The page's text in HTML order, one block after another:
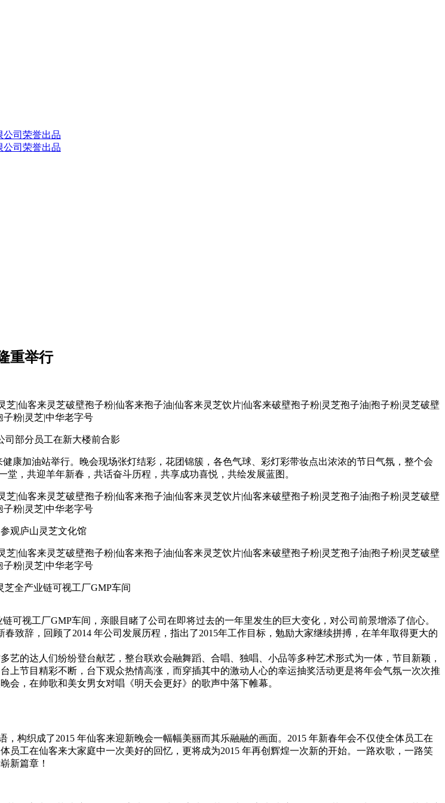
重举行
司部分员工在新大楼前合影
加油站举行。晚会现场张灯结彩，花团锦簇，各色气球、彩灯彩带妆点出浓浓的节日气氛，整个会
，共迎羊年新春，共话奋斗历程，共享成功喜悦，共绘发展蓝图。
参观庐山灵芝文化馆
芝全产业链可视工厂GMP车间
视工厂GMP车间，亲眼目睹了公司在即将过去的一年里发生的巨大变化，对公司前景增添了信心。
致辞，回顾了2014 年公司发展历程，指出了2015年工作目标，勉励大家继续拼搏，在羊年取得更大的
的达人们纷纷登台献艺，整台联欢会融舞蹈、合唱、独唱、小品等多种艺术形式为一体，节目新颖，
节目精彩不断，台下观众热情高涨，而穿插其中的激动人心的幸运抽奖活动更是将年会气氛一次次推
会，在帅歌和美女男女对唱《明天会更好》的歌声中落下帷幕。
织成了2015 年仙客来迎新晚会一幅幅美丽而其乐融融的画面。2015 年新春年会不仅使全体员工在
工在仙客来大家庭中一次美好的回忆，更将成为2015 年再创辉煌一次新的开始。一路欢歌，一路笑
新篇章！